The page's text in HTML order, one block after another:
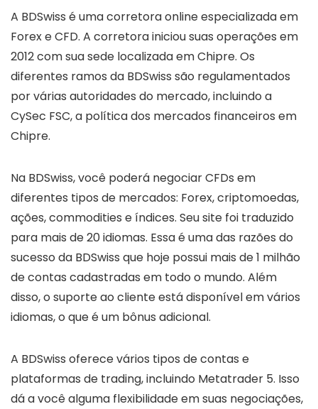
A BDSwiss é uma corretora online especializada em
Forex e CFD. A corretora iniciou suas operações em
2012 com sua sede localizada em Chipre. Os
diferentes ramos da BDSwiss são regulamentados
por várias autoridades do mercado, incluindo a
CySec FSC, a política dos mercados financeiros em
Chipre.
Na BDSwiss, você poderá negociar CFDs em
diferentes tipos de mercados: Forex, criptomoedas,
ações, commodities e índices. Seu site foi traduzido
para mais de 20 idiomas. Essa é uma das razões do
sucesso da BDSwiss que hoje possui mais de 1 milhão
de contas cadastradas em todo o mundo. Além
disso, o suporte ao cliente está disponível em vários
idiomas, o que é um bônus adicional.
A BDSwiss oferece vários tipos de contas e
plataformas de trading, incluindo Metatrader 5. Isso
dá a você alguma flexibilidade em suas negociações,